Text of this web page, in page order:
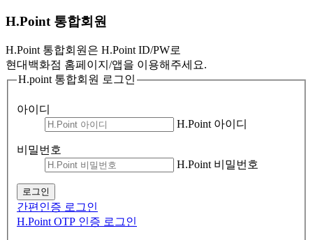
H.Point 통합회원
H.Point 통합회원은 H.Point ID/PW로
현대백화점 홈페이지/앱을 이용해주세요.
H.point 통합회원 로그인
아이디
H.Point 아이디
비밀번호
H.Point 비밀번호
로그인
간편인증 로그인
H.Point OTP 인증 로그인